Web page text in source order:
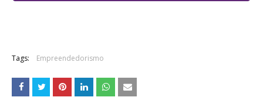
Tags: Empreendedorismo